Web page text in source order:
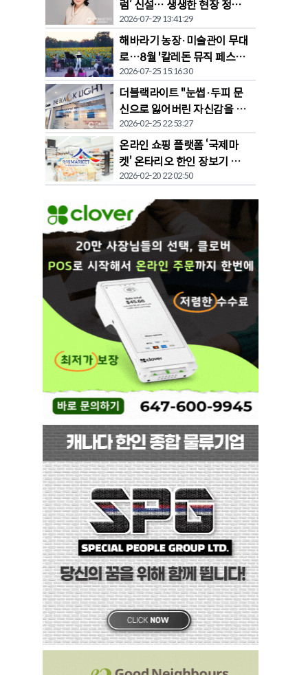
럼’ 신설… 생생한 현장 정보
공유
2026-07-29 13:41:29
해바라기 농장·미술관이 무대
로…8월 '칼레돈 뮤직 페스티
벌' 개막
2026-07-25 15:16:30
더블랙라이트 "눈썹·두피 문
신으로 잃어버린 자신감을 되
찾다"
2026-02-25 22:53:27
온라인 쇼핑 플랫폼 ‘국제마
켓’ 온타리오 한인 장보기 문
화 바꾼다
2026-02-20 22:02:50